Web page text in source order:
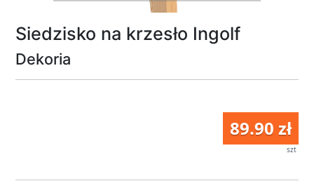
Siedzisko na krzesło Ingolf
Dekoria
89.90 zł
szt